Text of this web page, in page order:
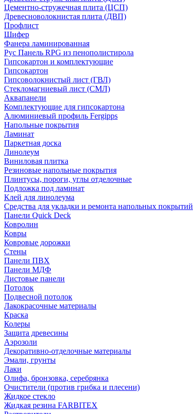
Цементно-стружечная плита (ЦСП)
Древесноволокнистая плита (ДВП)
Профлист
Шифер
Фанера ламинированная
Рус Панель RPG из пенополистирола
Гипсокартон и комплектующие
Гипсокартон
Гипсоволокнистый лист (ГВЛ)
Стекломагниевый лист (СМЛ)
Аквапанели
Комплектующие для гипсокартона
Алюминиевый профиль Fergipps
Напольные покрытия
Ламинат
Паркетная доска
Линолеум
Виниловая плитка
Резиновые напольные покрытия
Плинтусы, пороги, углы отделочные
Подложка под ламинат
Клей для линолеума
Средства для укладки и ремонта напольных покрытий
Панели Quick Deck
Ковролин
Ковры
Ковровые дорожки
Стены
Панели ПВХ
Панели МДФ
Листовые панели
Потолок
Подвесной потолок
Лакокрасочные материалы
Краска
Колеры
Защита древесины
Аэрозоли
Декоративно-отделочные материалы
Эмали, грунты
Лаки
Олифа, бронзовка, серебрянка
Очистители (против грибка и плесени)
Жидкое стекло
Жидкая резина FARBITEX